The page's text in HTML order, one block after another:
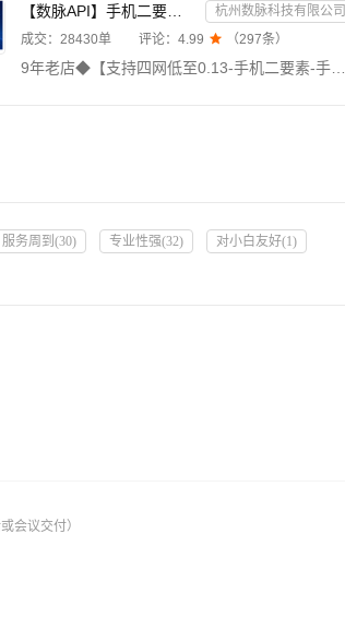
【数脉API】手机二要素-手机二要素-手机二要素-运营商实名验证-实名认证接口-运营商二要素验证-手机二要素...
杭州数脉科技有限公司
成交： 28430单 评论： 4.99  （297条）
9年老店◆【支持四网低至0.13-手机二要素-手机二要素-手机二要素验证-运营商二要素-手机二要素验证-手机二要素核验-手机实名认证核验验证-手机号核验验证】传入姓名、手机号码，校验此两项是否一致，支持三网（移动、电信、联通）。官方权威数据，仅供高质接口，实时校验结果，可支持高并发，24h技术专家在线对接。口碑商家◆品质保障◆金牌售后—阿里云6星级金牌服务商
服务周到 (30) 专业性强(32) 对小白友好(1)
会议交付）